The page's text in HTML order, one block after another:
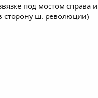
под мостом справа и
сторону ш. революции)